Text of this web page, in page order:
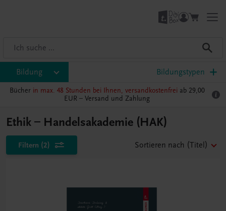
Bildung Bildungstypen
Bücher in max. 48 Stunden bei Ihnen, versandkostenfrei ab 29,00
EUR – Versand und Zahlung
Ethik – Handelsakademie (HAK)
Filtern (2) Sortieren nach (Titel)